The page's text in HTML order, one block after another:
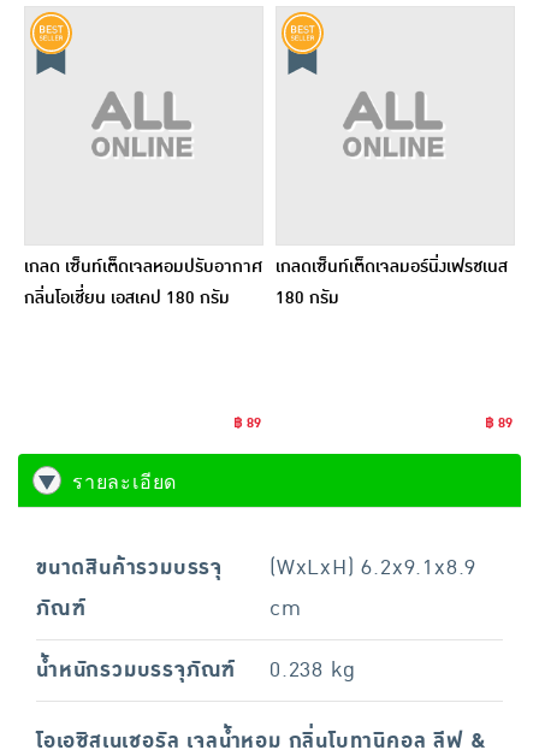
เกลด เซ็นท์เต็ดเจลหอมปรับอากาศ
กลิ่นโอเชี่ยน เอสเคป 180 กรัม
฿ 89
เกลดเซ็นท์เต็ดเจลมอร์นิ่งเฟรชเนส
180 กรัม
฿ 89
รายละเอียด
ขนาดสินค้ารวมบรรจุ
ภัณฑ์
(WxLxH) 6.2x9.1x8.9
cm
น้ำหนักรวมบรรจุภัณฑ์
0.238 kg
โอเอซิสเนเชอรัล เจลน้ำหอม กลิ่นโบทานิคอล ลีฟ &